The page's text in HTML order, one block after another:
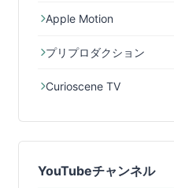
Apple Motion
プリプロダクション
Curioscene TV
YouTubeチャンネル